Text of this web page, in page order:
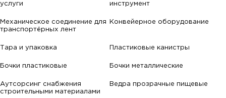
услуги
инструмент
Механическое соединение для
транспортёрных лент
Конвейерное оборудование
Тара и упаковка Пластиковые канистры
Бочки пластиковые Бочки металлические
Аутсорсинг снабжения
строительными материалами
Ведра прозрачные пищевые